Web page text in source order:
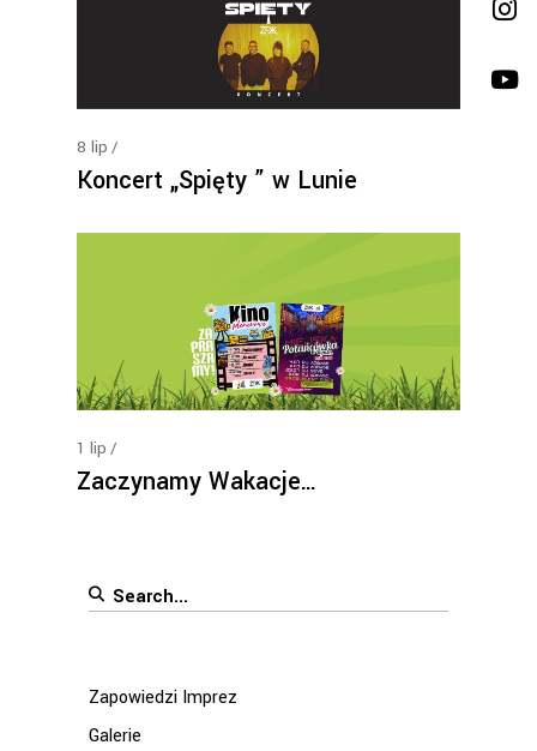
8 lip
Koncert „Spięty ” w Lunie
1 lip
Zaczynamy Wakacje…
Search
Zapowiedzi Imprez
Galerie